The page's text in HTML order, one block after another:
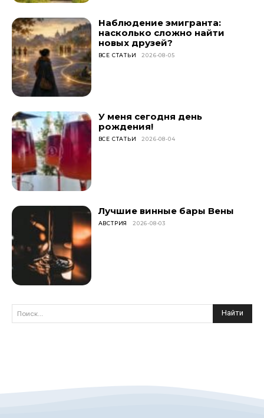
Наблюдение эмигранта:
насколько сложно найти
новых друзей?
ВСЕ СТАТЬИ 2026-08-05
У меня сегодня день
рождения!
ВСЕ СТАТЬИ 2026-08-04
Лучшие винные бары Вены
АВСТРИЯ 2026-08-03
Поиск... Найти